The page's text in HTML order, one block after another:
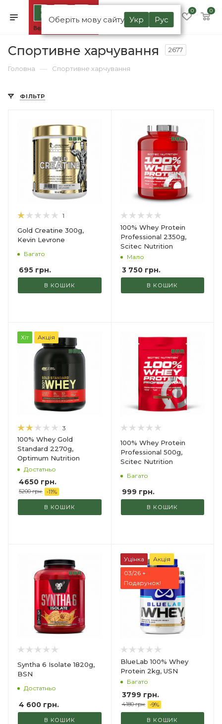
Оберіть мову сайту Укр Рус
0 0
Спортивне харчування 2677
Головна — Спортивне харчування
ФІЛЬТР
1
Gold Creatine 300g,
Kevin Levrone
Багато
695 грн.
В КОШИК
100% Whey Protein
Professional 2350g,
Scitec Nutrition
Мало
3 750грн.
В КОШИК
Хіт Акція
3
100% Whey Gold
Standard 2270g,
Optimum Nutrition
Достатньо
4650 грн.
5200 грн. -11%
В КОШИК
100% Whey Protein
Professional 500g,
Scitec Nutrition
Багато
999 грн.
В КОШИК
Syntha 6 Isolate 1820g,
BSN
Достатньо
4 600 грн.
В КОШИК
Уцінка
Акція
03/26 +
Подарунок!
BlueLab 100% Whey
Protein 2kg, USN
Багато
3799 грн.
4180 грн. -9%
В КОШИК